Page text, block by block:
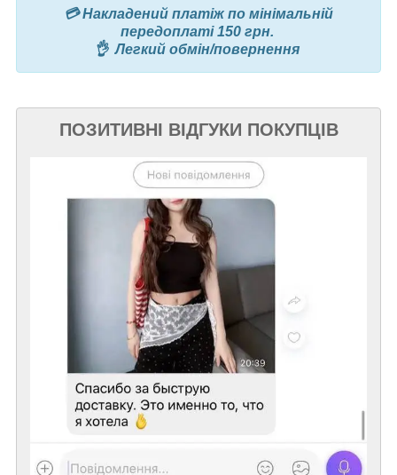
💳 Накладений платіж по мінімальній
передоплаті 150 грн.
👌 Легкий обмін/повернення
ПОЗИТИВНІ ВІДГУКИ ПОКУПЦІВ